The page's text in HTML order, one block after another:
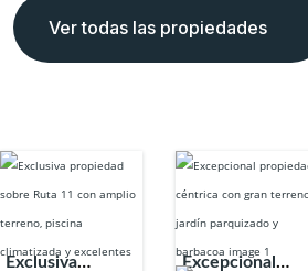
Ver todas las propiedades
Exclusiva
Excepcional